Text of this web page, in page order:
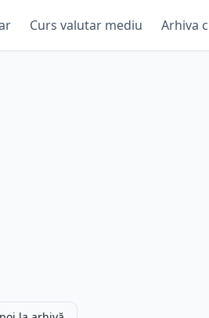
Curs valutar mediu Arhiva